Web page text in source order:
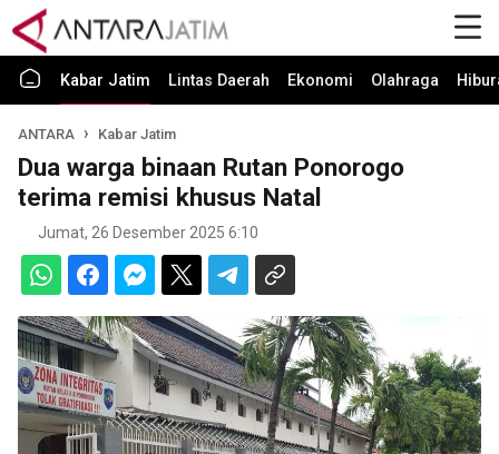
Kabar Jatim Lintas Daerah Ekonomi Olahraga
ANTARA Kabar Jatim
Dua warga binaan Rutan Ponorogo
terima remisi khusus Natal
Jumat, 26 Desember 2025 6:10